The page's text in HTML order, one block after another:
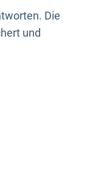
Die
und